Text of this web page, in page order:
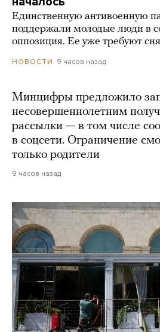
Единственную антивоенную
поддержали молодые люди в
оппозиция. Ее уже требуют
НОВОСТИ 9 часов назад
Минцифры предложило
несовершеннолетним
рассылки — в том числе
в соцсети. Ограничение
только родители
9 часов назад